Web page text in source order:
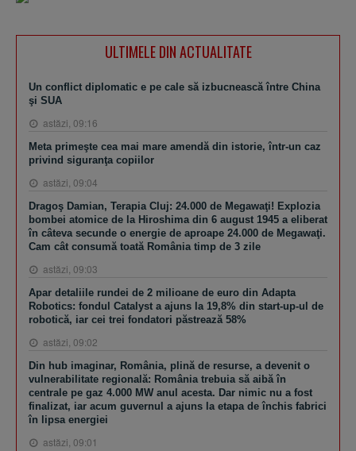
ULTIMELE DIN ACTUALITATE
Un conflict diplomatic e pe cale să izbucnească între China
şi SUA
astăzi, 09:16
Meta primeşte cea mai mare amendă din istorie, într-un caz
privind siguranţa copiilor
astăzi, 09:04
Dragoş Damian, Terapia Cluj: 24.000 de Megawaţi! Explozia
bombei atomice de la Hiroshima din 6 august 1945 a eliberat
în câteva secunde o energie de aproape 24.000 de Megawaţi.
Cam cât consumă toată România timp de 3 zile
astăzi, 09:03
Apar detaliile rundei de 2 milioane de euro din Adapta
Robotics: fondul Catalyst a ajuns la 19,8% din start-up-ul de
robotică, iar cei trei fondatori păstrează 58%
astăzi, 09:02
Din hub imaginar, România, plină de resurse, a devenit o
vulnerabilitate regională: România trebuia să aibă în
centrale pe gaz 4.000 MW anul acesta. Dar nimic nu a fost
finalizat, iar acum guvernul a ajuns la etapa de închis fabrici
în lipsa energiei
astăzi, 09:01